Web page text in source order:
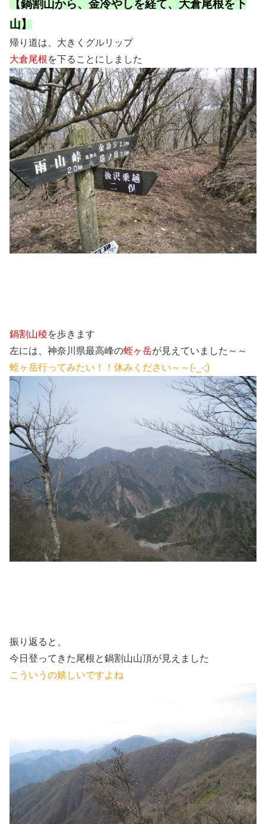
【鍋割山から、金冷やしを経て、大倉尾根を下
山】
帰り道は、大きくグルリップ
大倉尾根を下ることにしました
鍋割山稜を歩きます
左には、神奈川県最高峰の蛭ヶ岳が見えていました～～
蛭ヶ岳行ってみたい！！休みください～～(-_-;)
振り返ると、
今日登ってきた尾根と鍋割山山頂が見えました
こういうの嬉しいですよね